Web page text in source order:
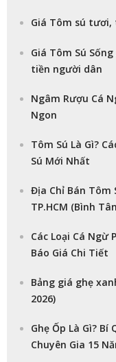
Giá Tôm sú tươi,
Giá Tôm Sú
tiền người dân
Ngâm Rượu Cá
Ngon
Tôm Sú Là Gì?
Sú Mới Nhất
Địa Chỉ Bán Tôm
TP.HCM (Bình
Các Loại Cá Ngừ
Báo Giá Chi Tiết
Bảng giá ghẹ
2026)
Ghẹ Ốp Là Gì?
Chuyên Gia 15